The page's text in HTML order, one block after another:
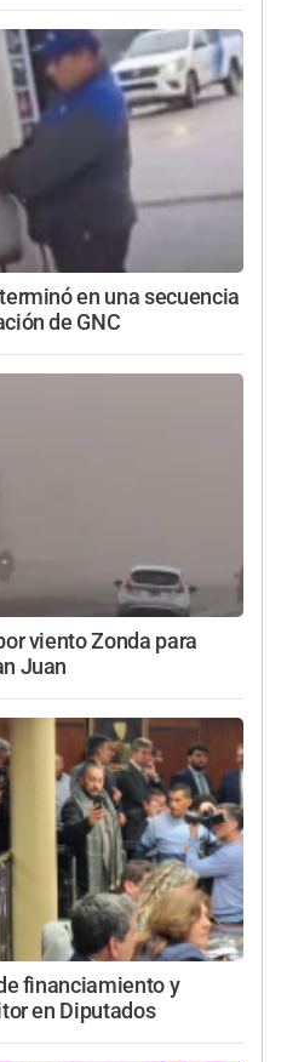
en una secuencia
de GNC
viento Zonda para
Juan
financiamiento y
en Diputados